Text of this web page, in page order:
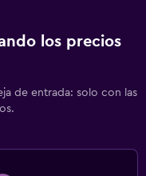
los precios
de entrada: solo con las